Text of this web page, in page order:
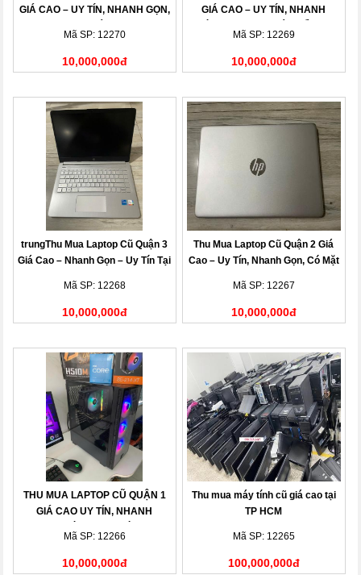
GIÁ CAO – UY TÍN, NHANH GỌN,
Mã SP: 12270
10,000,000đ
GIÁ CAO – UY TÍN, NHANH
Mã SP: 12269
10,000,000đ
trungThu Mua Laptop Cũ Quận 3
Giá Cao – Nhanh Gọn – Uy Tín Tại
Mã SP: 12268
10,000,000đ
Thu Mua Laptop Cũ Quận 2 Giá
Cao – Uy Tín, Nhanh Gọn, Có Mặt
Mã SP: 12267
10,000,000đ
THU MUA LAPTOP CŨ QUẬN 1
GIÁ CAO UY TÍN, NHANH
Mã SP: 12266
10,000,000đ
Thu mua máy tính cũ giá cao tại
TP HCM
Mã SP: 12265
100,000,000đ